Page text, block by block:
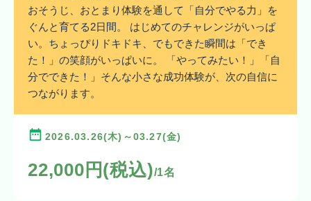
おそうじ、おとまり体験を通して「自分でやる力」を
ぐんと育てる2日間。 はじめてのチャレンジがいっぱ
い。ちょっぴりドキドキ、でもできた瞬間は「でき
た！」の笑顔がいっぱいに。 「やってみたい！」「自
分でできた！」そんな小さな成功体験が、次の自信に
つながります。
2026.03.26(木)～03.27(金)
22,000円(税込)/1名